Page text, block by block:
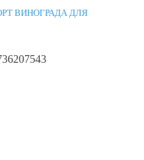
ВИНОГРАДА ДЛЯ